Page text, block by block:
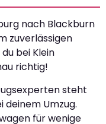
nach Blackburn
zuverlässigen
bei Klein
richtig!
steht
deinem Umzug.
für wenige